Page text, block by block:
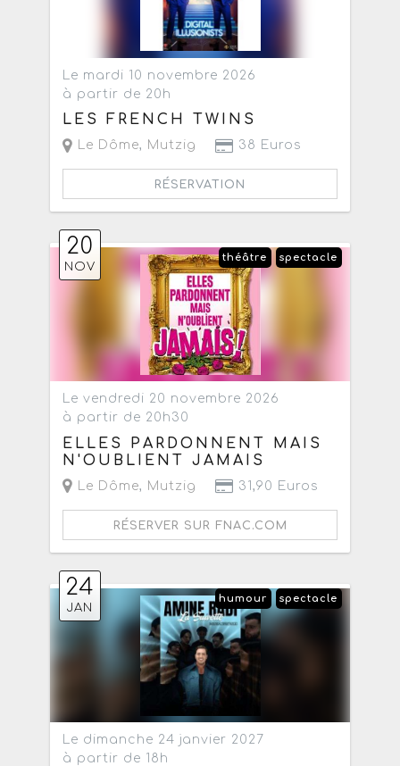
Le mardi 10 novembre 2026
à partir de 20h
LES FRENCH TWINS
Le Dôme, Mutzig 38 Euros
RÉSERVATION
20
NOV
spectacle
théâtre
Le vendredi 20 novembre 2026
à partir de 20h30
ELLES PARDONNENT MAIS
N'OUBLIENT JAMAIS
Le Dôme, Mutzig 31,90 Euros
RÉSERVER SUR FNAC.COM
24
JAN
spectacle
humour
Le dimanche 24 janvier 2027
à partir de 18h